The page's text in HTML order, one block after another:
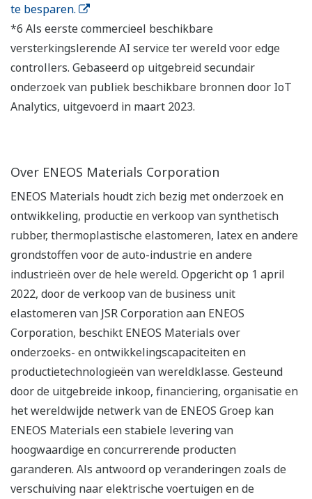
te besparen.
*6 Als eerste commercieel beschikbare
versterkingslerende AI service ter wereld voor edge
controllers. Gebaseerd op uitgebreid secundair
onderzoek van publiek beschikbare bronnen door IoT
Analytics, uitgevoerd in maart 2023.
Over ENEOS Materials Corporation
ENEOS Materials houdt zich bezig met onderzoek en
ontwikkeling, productie en verkoop van synthetisch
rubber, thermoplastische elastomeren, latex en andere
grondstoffen voor de auto-industrie en andere
industrieën over de hele wereld. Opgericht op 1 april
2022, door de verkoop van de business unit
elastomeren van JSR Corporation aan ENEOS
Corporation, beschikt ENEOS Materials over
onderzoeks- en ontwikkelingscapaciteiten en
productietechnologieën van wereldklasse. Gesteund
door de uitgebreide inkoop, financiering, organisatie en
het wereldwijde netwerk van de ENEOS Groep kan
ENEOS Materials een stabiele levering van
hoogwaardige en concurrerende producten
garanderen. Als antwoord op veranderingen zoals de
verschuiving naar elektrische voertuigen en de